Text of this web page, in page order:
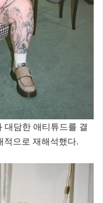
대담한 애티튜드를 결
적으로 재해석했다.